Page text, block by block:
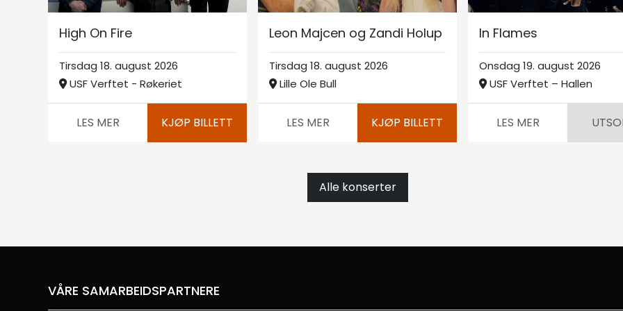
High On Fire
Tirsdag 18. august 2026
USF Verftet - Røkeriet
LES MER KJØP BILLETT
Leon Majcen og Zandi Holup
Tirsdag 18. august 2026
Lille Ole Bull
LES MER KJØP BILLETT
In Flames
Onsdag 19. august 2026
USF Verftet – Hallen
LES MER
Alle konserter
VÅRE SAMARBEIDSPARTNERE